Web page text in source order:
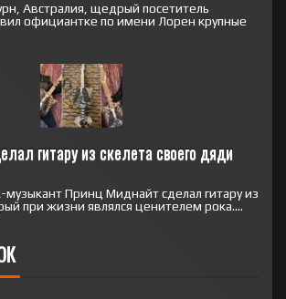
Австралия, щедрый посетитель
официантке по имени Лорен крупные
гитару из скелета своего дяди
Принц Миднайт сделал гитару из
при жизни являлся ценителем рока....